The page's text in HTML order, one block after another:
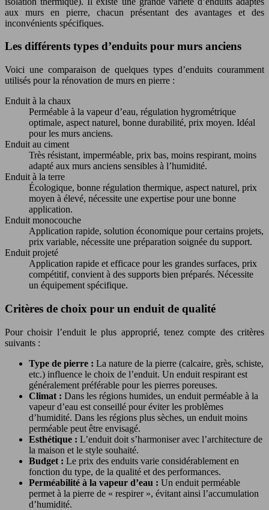
aux murs en pierre, chacun présentant des avantages et des
inconvénients spécifiques.
Les différents types d’enduits pour murs anciens
Voici une comparaison de quelques types d’enduits couramment
utilisés pour la rénovation de murs en pierre :
Enduit à la chaux
Perméable à la vapeur d’eau, régulation hygrométrique
optimale, aspect naturel, bonne durabilité, prix moyen. Idéal
pour les murs anciens.
Enduit au ciment
Très résistant, imperméable, prix bas, moins respirant, moins
adapté aux murs anciens sensibles à l’humidité.
Enduit à la terre
Écologique, bonne régulation thermique, aspect naturel, prix
moyen à élevé, nécessite une expertise pour une bonne
application.
Enduit monocouche
Application rapide, solution économique pour certains projets,
prix variable, nécessite une préparation soignée du support.
Enduit projeté
Application rapide et efficace pour les grandes surfaces, prix
compétitif, convient à des supports bien préparés. Nécessite
un équipement spécifique.
Critères de choix pour un enduit de qualité
Pour choisir l’enduit le plus approprié, tenez compte des critères
suivants :
Type de pierre : La nature de la pierre (calcaire, grès, schiste,
etc.) influence le choix de l’enduit. Un enduit respirant est
généralement préférable pour les pierres poreuses.
Climat : Dans les régions humides, un enduit perméable à la
vapeur d’eau est conseillé pour éviter les problèmes
d’humidité. Dans les régions plus sèches, un enduit moins
perméable peut être envisagé.
Esthétique : L’enduit doit s’harmoniser avec l’architecture de
la maison et le style souhaité.
Budget : Le prix des enduits varie considérablement en
fonction du type, de la qualité et des performances.
Perméabilité à la vapeur d’eau : Un enduit perméable
permet à la pierre de « respirer », évitant ainsi l’accumulation
d’humidité.